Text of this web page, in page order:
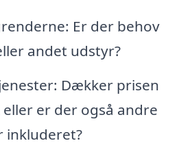
Er der behov
andet udstyr?
Dækker prisen
er der også andre
inkluderet?